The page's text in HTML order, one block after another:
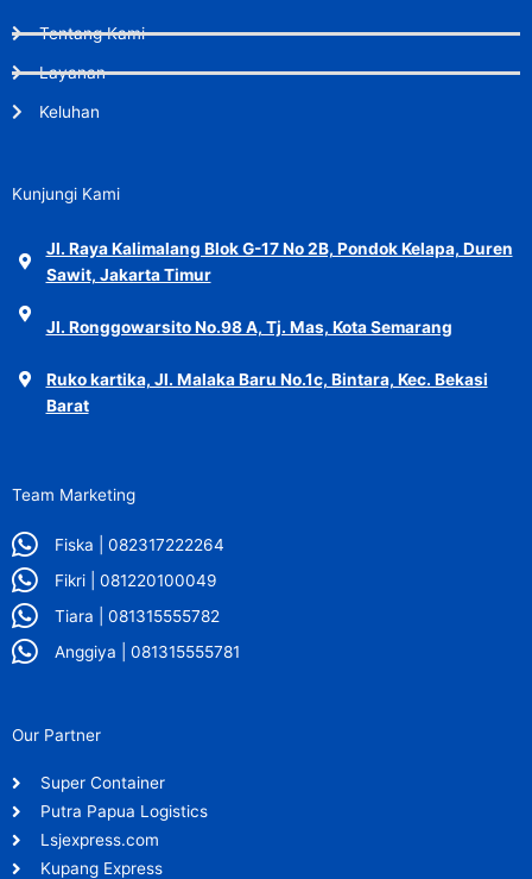
Tentang Kami
Layanan
Keluhan
Kunjungi Kami
Jl. Raya Kalimalang Blok G-17 No 2B, Pondok Kelapa, Duren
Sawit, Jakarta Timur
Jl. Ronggowarsito No.98 A, Tj. Mas, Kota Semarang
Ruko kartika, Jl. Malaka Baru No.1c, Bintara, Kec. Bekasi
Barat
Team Marketing
Fiska | 082317222264
Fikri | 081220100049
Tiara | 081315555782
Anggiya | 081315555781
Our Partner
Super Container
Putra Papua Logistics
Lsjexpress.com
Kupang Express